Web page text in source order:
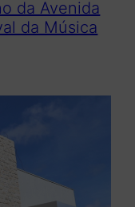
da Avenida
da Música